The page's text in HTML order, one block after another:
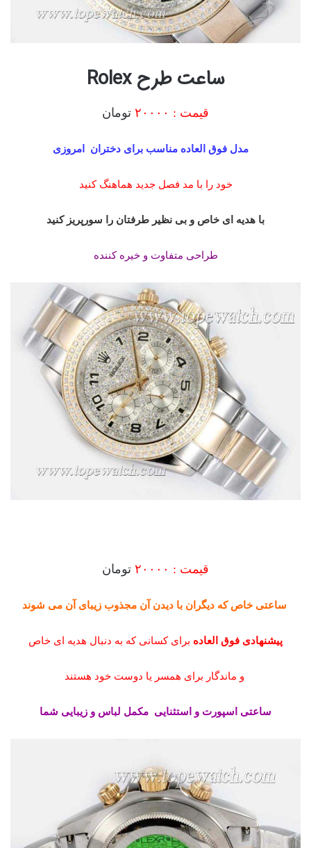
ساعت طرح Rolex
قیمت : ۲۰۰۰۰ تومان
مدل فوق العاده مناسب برای دختران امروزی
خود را با مد فصل جدید هماهنگ کنید
با هدیه ای خاص و بی نظیر طرفتان را سورپریز کنید
طراحی متفاوت و خیره کننده
قیمت : ۲۰۰۰۰ تومان
ساعتی خاص که دیگران با دیدن آن مجذوب زیبای آن می شوند
پیشنهادی فوق العاده برای کسانی که به دنبال هدیه ای خاص
و ماندگار برای همسر یا دوست خود هستند
ساعتی اسپورت و استثنایی مکمل لباس و زیبایی شما